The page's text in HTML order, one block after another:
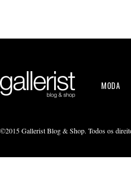
MODA
©2015 Gallerist Blog & Shop. Todos os